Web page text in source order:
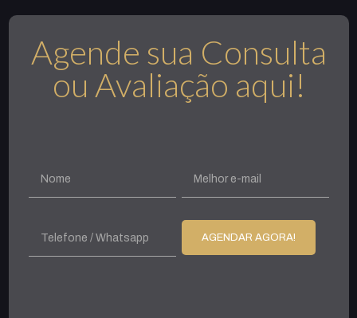
Agende sua Consulta
ou Avaliação aqui!